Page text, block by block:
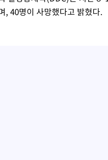
, 40명이 사망했다고 밝혔다.